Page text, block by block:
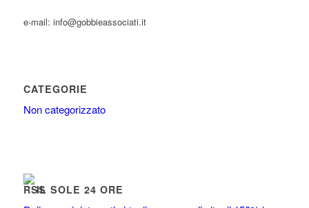
e-mail: info@gobbieassociati.it
CATEGORIE
Non categorizzato
IL SOLE 24 ORE